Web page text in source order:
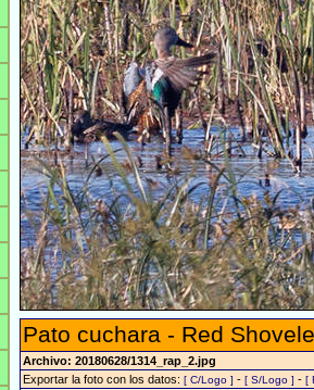
Pato cuchara - Red
Archivo: 20180628/1314_rap_2.jpg
Exportar la foto con los datos: [ C/Logo ] - [ S/Logo ] - [